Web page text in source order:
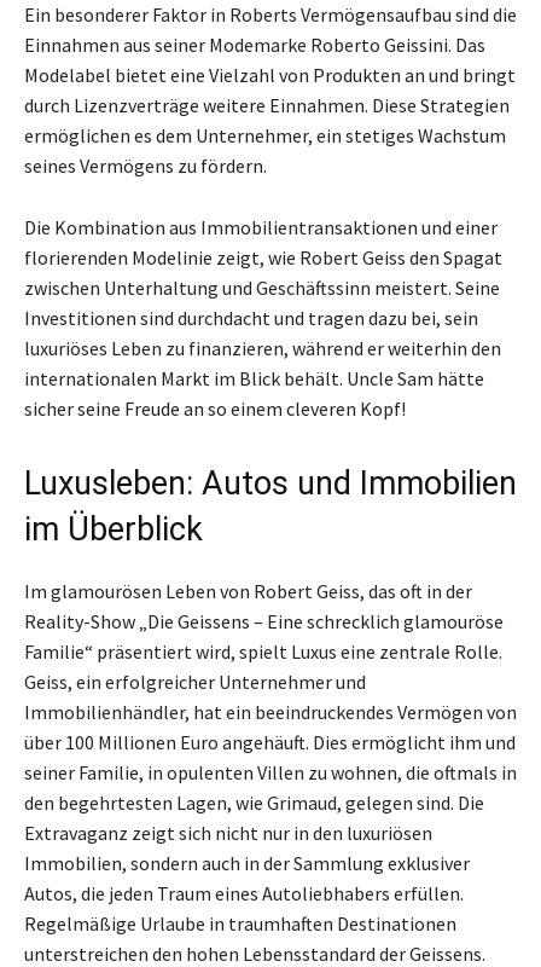
Ein besonderer Faktor in Roberts Vermögensaufbau sind die
Einnahmen aus seiner Modemarke Roberto Geissini. Das
Modelabel bietet eine Vielzahl von Produkten an und bringt
durch Lizenzverträge weitere Einnahmen. Diese Strategien
ermöglichen es dem Unternehmer, ein stetiges Wachstum
seines Vermögens zu fördern.
Die Kombination aus Immobilientransaktionen und einer
florierenden Modelinie zeigt, wie Robert Geiss den Spagat
zwischen Unterhaltung und Geschäftssinn meistert. Seine
Investitionen sind durchdacht und tragen dazu bei, sein
luxuriöses Leben zu finanzieren, während er weiterhin den
internationalen Markt im Blick behält. Uncle Sam hätte
sicher seine Freude an so einem cleveren Kopf!
Luxusleben: Autos und Immobilien
im Überblick
Im glamourösen Leben von Robert Geiss, das oft in der
Reality-Show „Die Geissens – Eine schrecklich glamouröse
Familie“ präsentiert wird, spielt Luxus eine zentrale Rolle.
Geiss, ein erfolgreicher Unternehmer und
Immobilienhändler, hat ein beeindruckendes Vermögen von
über 100 Millionen Euro angehäuft. Dies ermöglicht ihm und
seiner Familie, in opulenten Villen zu wohnen, die oftmals in
den begehrtesten Lagen, wie Grimaud, gelegen sind. Die
Extravaganz zeigt sich nicht nur in den luxuriösen
Immobilien, sondern auch in der Sammlung exklusiver
Autos, die jeden Traum eines Autoliebhabers erfüllen.
Regelmäßige Urlaube in traumhaften Destinationen
unterstreichen den hohen Lebensstandard der Geissens.